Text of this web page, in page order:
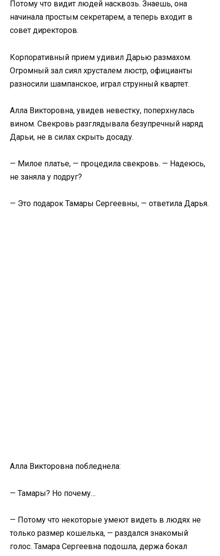
Потому что видит людей насквозь. Знаешь, она
начинала простым секретарем, а теперь входит в
совет директоров.
Корпоративный прием удивил Дарью размахом.
Огромный зал сиял хрусталем люстр, официанты
разносили шампанское, играл струнный квартет.
Алла Викторовна, увидев невестку, поперхнулась
вином. Свекровь разглядывала безупречный наряд
Дарьи, не в силах скрыть досаду.
— Милое платье, — процедила свекровь. — Надеюсь,
не заняла у подруг?
— Это подарок Тамары Сергеевны, — ответила Дарья.
Алла Викторовна побледнела:
— Тамары? Но почему…
— Потому что некоторые умеют видеть в людях не
только размер кошелька, — раздался знакомый
голос. Тамара Сергеевна подошла, держа бокал